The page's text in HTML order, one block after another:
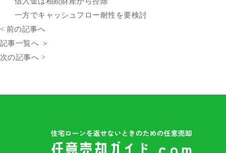
一方でキャッシュフロー耐性を要検討
< 前の記事へ
記事一覧へ ＞
次の記事へ >